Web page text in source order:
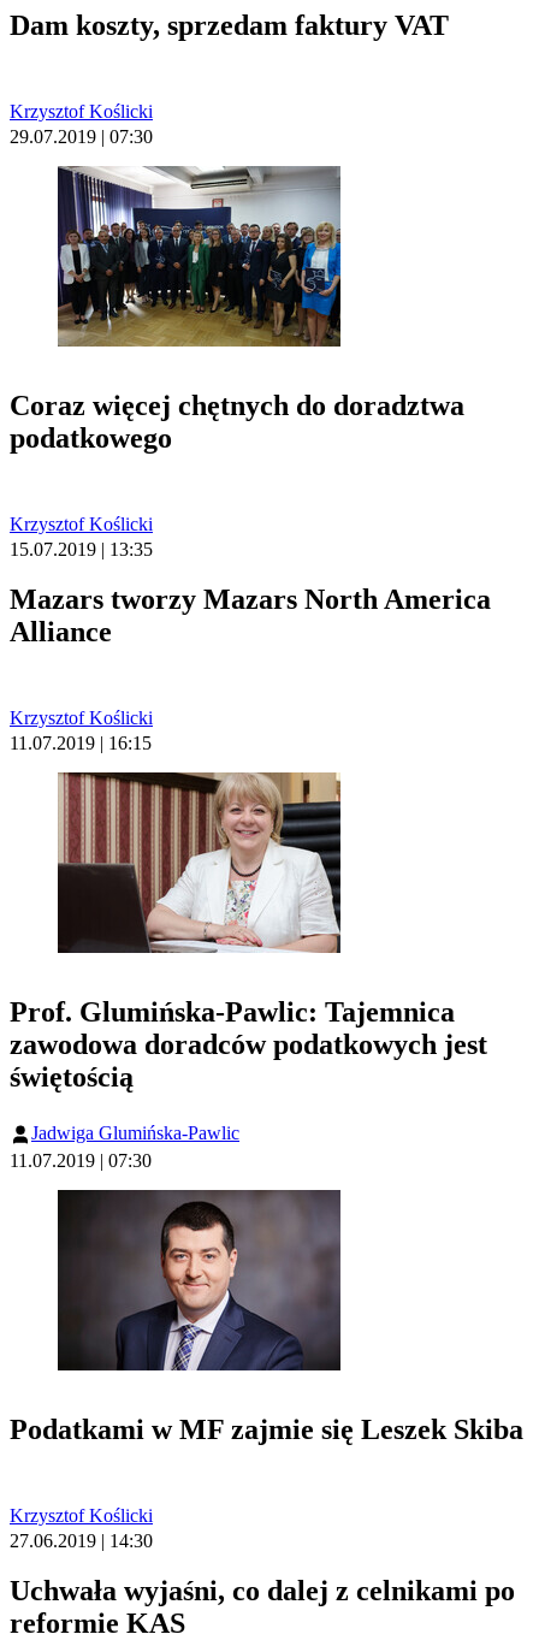
Dam koszty, sprzedam faktury VAT
Krzysztof Koślicki
29.07.2019 | 07:30
Coraz więcej chętnych do doradztwa
podatkowego
Krzysztof Koślicki
15.07.2019 | 13:35
Mazars tworzy Mazars North America
Alliance
Krzysztof Koślicki
11.07.2019 | 16:15
Prof. Glumińska-Pawlic: Tajemnica
zawodowa doradców podatkowych jest
świętością
Jadwiga Glumińska-Pawlic
11.07.2019 | 07:30
Podatkami w MF zajmie się Leszek Skiba
Krzysztof Koślicki
27.06.2019 | 14:30
Uchwała wyjaśni, co dalej z celnikami po
reformie KAS